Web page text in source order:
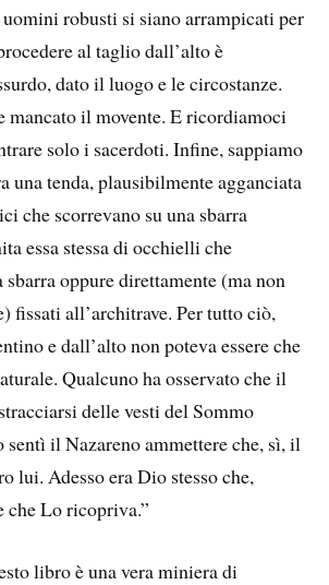
robusti si siano arrampicati per
al taglio dall’alto è
dato il luogo e le circostanze.
mancato il movente. E ricordiamoci
solo i sacerdoti. Infine, sappiamo
una tenda, plausibilmente agganciata
che scorrevano su una sbarra
essa stessa di occhielli che
sbarra oppure direttamente (ma non
fissati all’architrave. Per tutto ciò,
e dall’alto non poteva essere che
Qualcuno ha osservato che il
delle vesti del Sommo
sentì il Nazareno ammettere che, sì, il
lui. Adesso era Dio stesso che,
che Lo ricopriva.”
libro è una vera miniera di